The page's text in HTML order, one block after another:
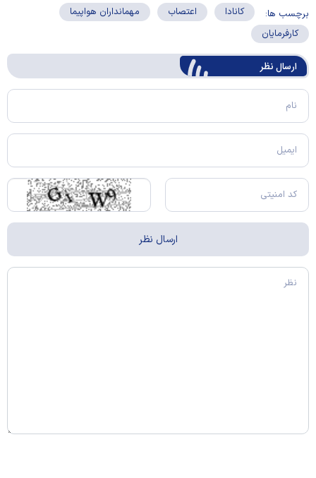
برچسب ها: کانادا اعتصاب
مهمانداران هواپیما
کارفرمایان
ارسال‌ نظر